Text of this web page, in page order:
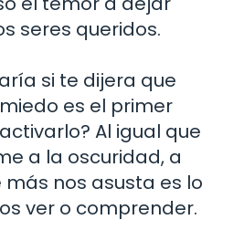
seres queridos.
si te dijera que
es el primer
Al igual que
a la oscuridad, a
nos asusta es lo
ver o comprender.